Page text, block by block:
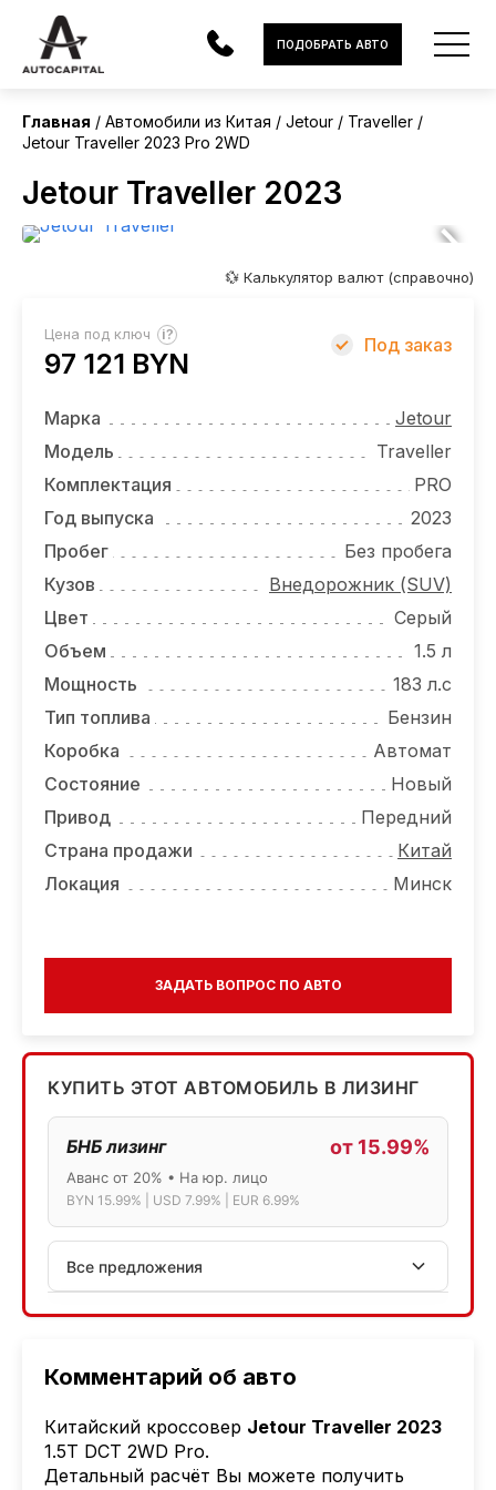
АВТОМОБИЛИ
ЭЛЕКТРОМОБИЛИ
УСЛУГИ
НОВОСТИ
ОТЗЫВЫ
ВАКАНСИИ
О КОМПАНИИ
КОНТАКТЫ
ПОДОБРАТЬ АВТО
Главная Автомобили из Китая Jetour
Traveller
Jetour Traveller 2023 Pro 2WD
Jetour Traveller 2023
Китай
Без пробега
Комментарий об авто
Китайский кроссовер Jetour Traveller 2023
1.5T DCT 2WD Pro.
Детальный расчёт Вы можете получить
💱 Калькулятор валют (справочно)
Цена под ключ ?
97 121 BYN
Под заказ
Марка
Jetour
Модель
Traveller
Комплектация
PRO
Год выпуска
2023
Пробег
Без пробега
Кузов
Внедорожник (SUV)
Цвет
Серый
Объем
1.5 л
Мощность
183 л.с
Тип топлива
Бензин
Коробка
Автомат
Состояние
Новый
Привод
Передний
Страна продажи
Китай
Локация
Минск
ЗАДАТЬ ВОПРОС ПО АВТО
КУПИТЬ ЭТОТ АВТОМОБИЛЬ В ЛИЗИНГ
БНБ лизинг от 15.99%
Аванс от 20% • На юр. лицо
BYN 15.99% | USD 7.99% | EUR 6.99%
Все предложения
АСБ лизинг
Лизинг: BYN 17% | USD 7.99% | EUR 6.99%
Также доступен кредит "Проще простого" 18.9%